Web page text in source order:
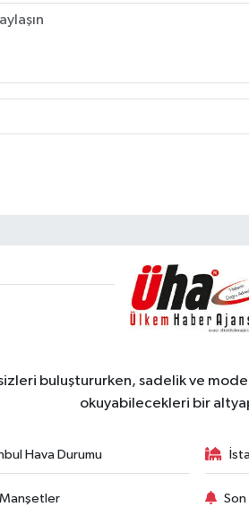
buluştururken, sadelik ve
okuyabilecekleri bir
Hava Durumu
Manşetler